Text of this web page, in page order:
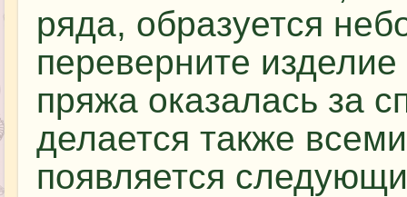
ряда, образуется
переверните
пряжа оказалась за
делается также
появляется